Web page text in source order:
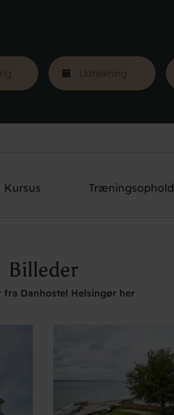
Kursus Træningsophold
Billeder
fra Danhostel Helsingør her